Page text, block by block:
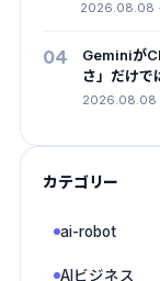
2026.08.08
04
Geminiが
さ」だけで
2026.08.08
カテゴリー
ai-robot
AIビジネス